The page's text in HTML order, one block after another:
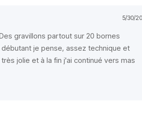
5/30/
gravillons partout sur 20 bornes
je pense, assez technique et
jolie et à la fin j'ai continué vers mas